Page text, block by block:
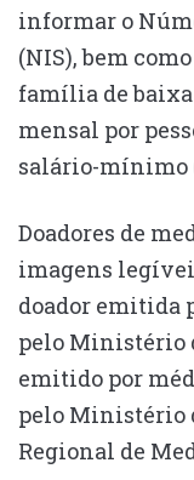
informar o
(NIS), bem
família de
mensal por
salário-mínimo
Doadores de
imagens
doador emitida
pelo Ministério
emitido por
pelo Ministério
Regional de